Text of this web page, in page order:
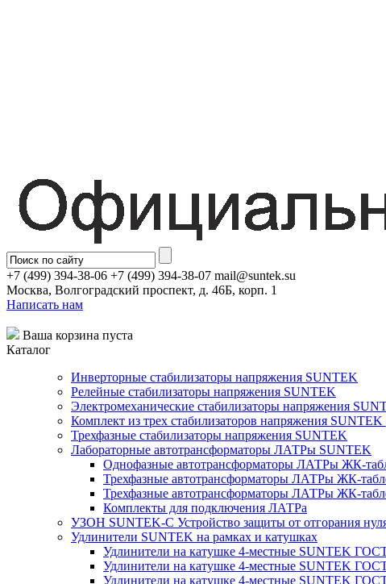
+7 (499) 394-38-06 +7 (499) 394-38-07 mail@suntek.su
Москва, Волгоградский проспект, д. 46Б, корп. 1
Написать нам
Ваша корзина пуста
Каталог
Инверторные стабилизаторы напряжения SUNTEK
Релейные стабилизаторы напряжения SUNTEK
Электромеханические стабилизаторы напряжения
Комплект из трех стабилизаторов напряжения SUNTEK
Трехфазные стабилизаторы напряжения SUNTEK
Лабораторные автотрансформаторы ЛАТРы SUNTEK
Однофазные автотрансформаторы ЛАТРы ЖК-
Трехфазные автотрансформаторы ЛАТРы ЖК-
Трехфазные автотрансформаторы ЛАТРы ЖК-
Комплекты для подключения ЛАТРа
УЗОН SUNTEK-C Устройство защиты от отгорания
Удлинители SUNTEK на рамках и катушках
Удлинители на катушке 4-местные SUNTEK
Удлинители на катушке 4-местные SUNTEK
Удлинители на катушке 4-местные SUNTEK